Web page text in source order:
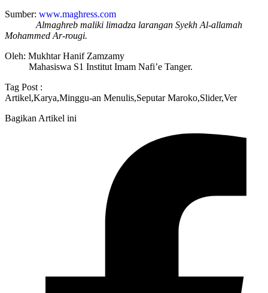
Sumber: www.maghress.com
Almaghreb maliki limadza larangan Syekh Al-allamah
Mohammed Ar-rougi.
Oleh: Mukhtar Hanif Zamzamy
Mahasiswa S1 Institut Imam Nafi’e Tanger.
Tag Post :
Artikel,Karya,Minggu-an Menulis,Seputar Maroko,Slider,Ver
Bagikan Artikel ini